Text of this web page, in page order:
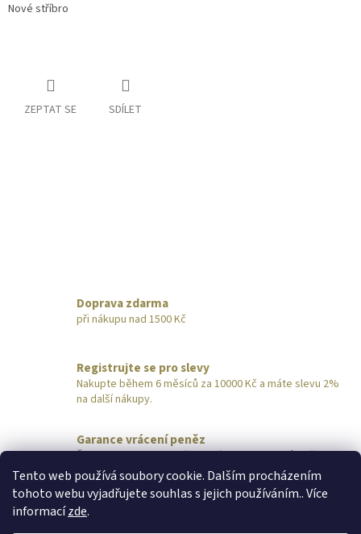
Tento web používá soubory cookie. Dalším procházením
tohoto webu vyjadřujete souhlas s jejich používáním.. Více
informacízde.
Nové stříbro
ZEPTAT SE SDÍLET
Doprava zdarma
při nákupu nad 1500 Kč
Registrujte se pro slevy
Nakupte během 6 měsíců za 10000 Kč a máte slevu 2%
na další nákupy.
Garance vrácení peněz
Šperk nevyhovuje? Pošlete nám ho do 14 dnů zpět,
obratem vrátíme peníze.